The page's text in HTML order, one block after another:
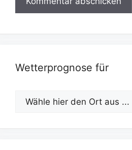
Wetterprognose für